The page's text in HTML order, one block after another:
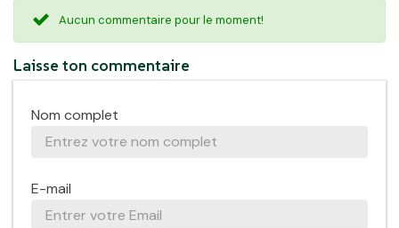
Aucun commentaire pour le moment!
Laisse ton commentaire
Nom complet
E-mail